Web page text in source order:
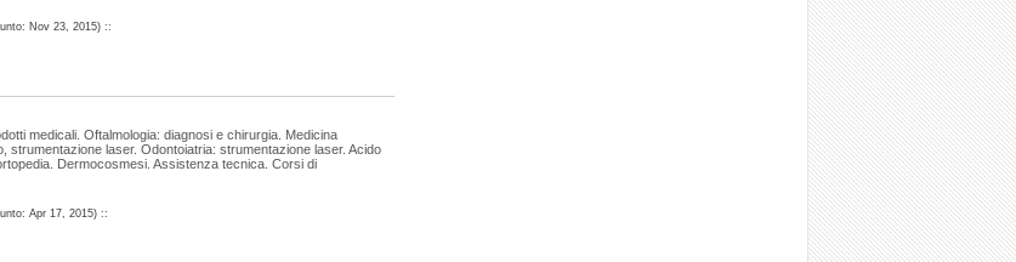
Nov 23, 2015) ::
medicali. Oftalmologia: diagnosi e chirurgia. Medicina
strumentazione laser. Odontoiatria: strumentazione laser. Acido
Dermocosmesi. Assistenza tecnica. Corsi di
Apr 17, 2015) ::